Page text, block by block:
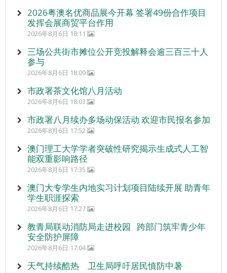
2026粤澳名优商品展今开幕 签署49份合作项目
发挥会展商贸平台作用
2026年8月6日 18:11
三场公共街市摊位公开竞投解释会逾三百三十人
参与
2026年8月6日 18:09
市政署茶文化馆八月活动
2026年8月6日 18:03
市政署八月续办多场动保活动 欢迎市民报名参加
2026年8月6日 17:52
澳门理工大学学者突破性研究揭示生成式人工智
能双重影响路径
2026年8月6日 17:35
澳门大专学生内地实习计划项目陆续开展 助青年
学生职涯探索
2026年8月6日 17:27
教青局联动消防局走进校园 跨部门筑牢青少年
安全防护屏障
2026年8月6日 17:04
天气持续酷热 卫生局呼吁居民慎防中暑